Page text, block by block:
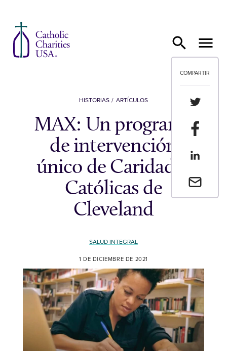
COMPARTIR
Envia un
HISTORIAS ARTÍCULOS
MAX: Un programa
de intervención
único de Caridades
Católicas de
Cleveland
SALUD INTEGRAL
1 DE DICIEMBRE DE 2021